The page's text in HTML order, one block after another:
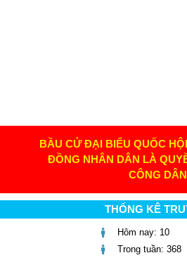
BẦU CỬ ĐẠI BIỂU QUỐC
ĐỒNG NHÂN DÂN LÀ
CÔNG DÂN
THỐNG KÊ
Hôm nay: 10
Trong tuần: 368